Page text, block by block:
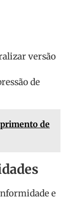
versão
de
de
e